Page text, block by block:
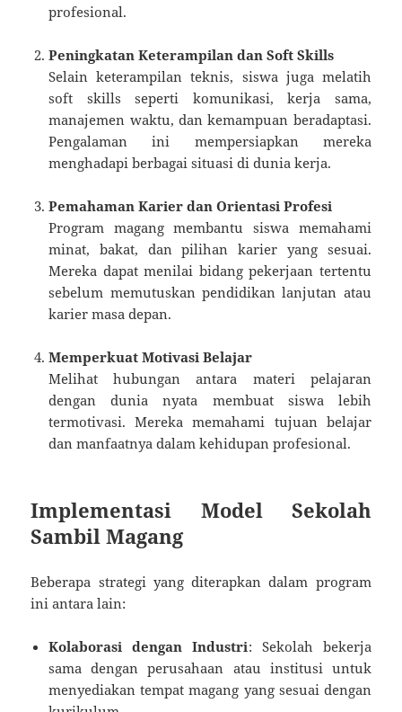
profesional.
Peningkatan Keterampilan dan Soft Skills
Selain keterampilan teknis, siswa juga melatih
soft skills seperti komunikasi, kerja sama,
manajemen waktu, dan kemampuan beradaptasi.
Pengalaman ini mempersiapkan mereka
menghadapi berbagai situasi di dunia kerja.
Pemahaman Karier dan Orientasi Profesi
Program magang membantu siswa memahami
minat, bakat, dan pilihan karier yang sesuai.
Mereka dapat menilai bidang pekerjaan tertentu
sebelum memutuskan pendidikan lanjutan atau
karier masa depan.
Memperkuat Motivasi Belajar
Melihat hubungan antara materi pelajaran
dengan dunia nyata membuat siswa lebih
termotivasi. Mereka memahami tujuan belajar
dan manfaatnya dalam kehidupan profesional.
Implementasi Model Sekolah
Sambil Magang
Beberapa strategi yang diterapkan dalam program
ini antara lain:
Kolaborasi dengan Industri: Sekolah bekerja
sama dengan perusahaan atau institusi untuk
menyediakan tempat magang yang sesuai dengan